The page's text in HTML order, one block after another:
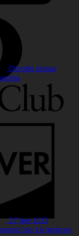
Otroški pisoar
27 iger LCD
do 16 igralcev